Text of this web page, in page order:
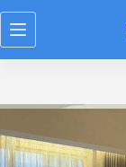
跳
至